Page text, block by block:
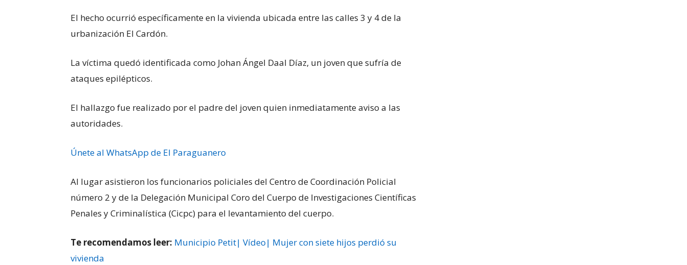
El hecho ocurrió específicamente en la vivienda ubicada entre las calles 3 y 4 de la
urbanización El Cardón.
La víctima quedó identificada como Johan Ángel Daal Díaz, un joven que sufría de
ataques epilépticos.
El hallazgo fue realizado por el padre del joven quien inmediatamente aviso a las
autoridades.
Únete al WhatsApp de El Paraguanero
Al lugar asistieron los funcionarios policiales del Centro de Coordinación Policial
número 2 y de la Delegación Municipal Coro del Cuerpo de Investigaciones Científicas
Penales y Criminalística (Cicpc) para el levantamiento del cuerpo.
Te recomendamos leer: Municipio Petit| Vídeo| Mujer con siete hijos perdió su
vivienda